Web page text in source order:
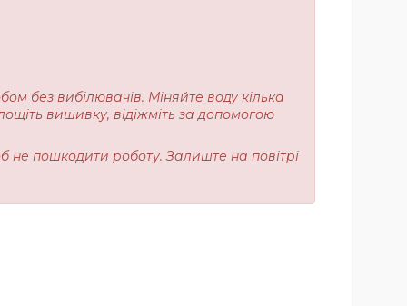
без вибілювачів. Міняйте воду кілька
вишивку, відіжміть за допомогою
не пошкодити роботу. Залиште на повітрі